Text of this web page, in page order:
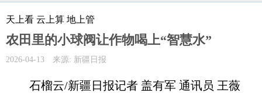
天上看 云上算 地上管
农田里的小球阀让作物喝上“智慧水”
2026-04-13 来源: 新疆日报
石榴云/新疆日报记者 盖有军 通讯员 王薇